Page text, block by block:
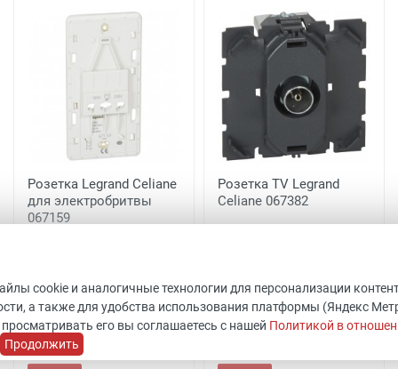
Розетка Legrand Celiane
для электробритвы
067159
Legrand
Уточнить наличие
21 499 руб.
Розетка TV Legrand
Celiane 067382
Код товара: 511787
В наличии 47 шт.
1 821 руб.
cookie и аналогичные технологии для персонализации
а также для удобства использования платформы (Яндекс
его вы соглашаетесь с нашей Политикой в
Продолжить